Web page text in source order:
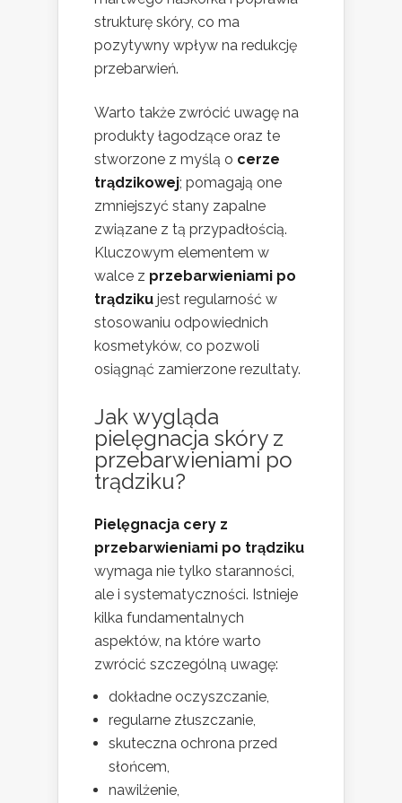
strukturę skóry, co ma
pozytywny wpływ na redukcję
przebarwień.
Warto także zwrócić uwagę na
produkty łagodzące oraz te
stworzone z myślą o cerze
trądzikowej; pomagają one
zmniejszyć stany zapalne
związane z tą przypadłością.
Kluczowym elementem w
walce z przebarwieniami po
trądziku jest regularność w
stosowaniu odpowiednich
kosmetyków, co pozwoli
osiągnąć zamierzone rezultaty.
Jak wygląda
pielęgnacja skóry z
przebarwieniami po
trądziku?
Pielęgnacja cery z
przebarwieniami po trądziku
wymaga nie tylko staranności,
ale i systematyczności. Istnieje
kilka fundamentalnych
aspektów, na które warto
zwrócić szczególną uwagę:
dokładne oczyszczanie,
regularne złuszczanie,
skuteczna ochrona przed
słońcem,
nawilżenie,